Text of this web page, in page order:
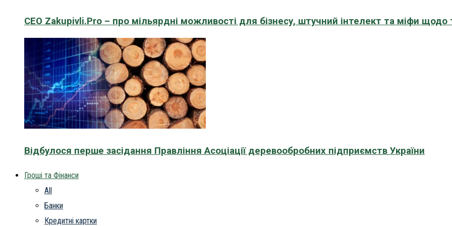
CEO Zakupivli.Pro – про мільярдні можливості для бізнесу, штучний інтелект та міфи щодо
Відбулося перше засідання Правління Асоціації деревообробних підприємств України
Гроші та Фінанси
All
Банки
Кредитні картки